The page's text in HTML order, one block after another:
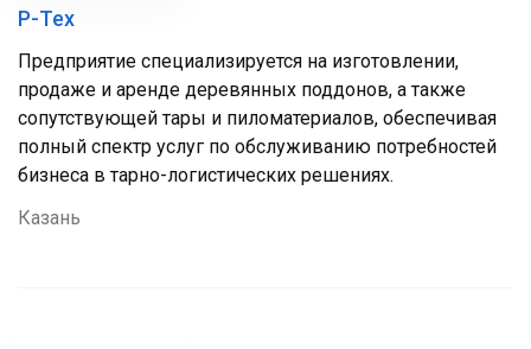
Р-Тех
Предприятие специализируется на изготовлении,
продаже и аренде деревянных поддонов, а также
сопутствующей тары и пиломатериалов, обеспечивая
полный спектр услуг по обслуживанию потребностей
бизнеса в тарно-логистических решениях.
Казань